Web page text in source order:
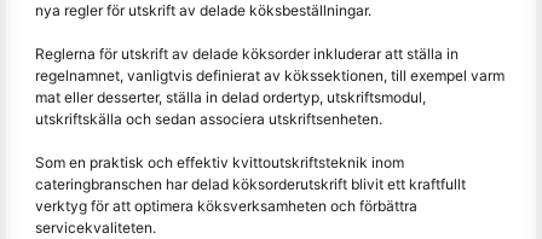
nya regler för utskrift av delade köksbeställningar.
Reglerna för utskrift av delade köksorder inkluderar att ställa in
regelnamnet, vanligtvis definierat av kökssektionen, till exempel varm
mat eller desserter, ställa in delad ordertyp, utskriftsmodul,
utskriftskälla och sedan associera utskriftsenheten.
Som en praktisk och effektiv kvittoutskriftsteknik inom
cateringbranschen har delad köksorderutskrift blivit ett kraftfullt
verktyg för att optimera köksverksamheten och förbättra
servicekvaliteten.